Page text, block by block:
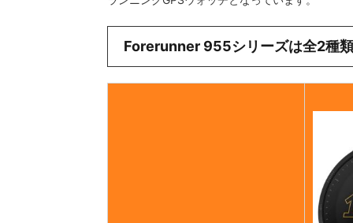
Forerunner 955シリーズは全2種類